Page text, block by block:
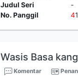
Judul Seri
-
No. Panggil
4
Wasis Basa
Komentar